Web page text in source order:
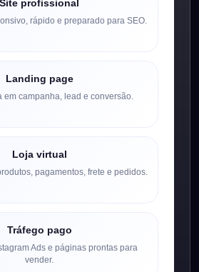
Site profissional
rápido e preparado para SEO.
Landing page
em campanha, lead e conversão.
Loja virtual
pagamentos, frete e pedidos.
Tráfego pago
Ads e páginas prontas para
vender.